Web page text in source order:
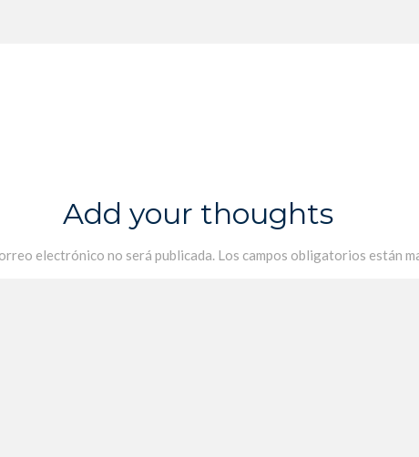
Add your thoughts
electrónico no será publicada. Los campos obligatorios están